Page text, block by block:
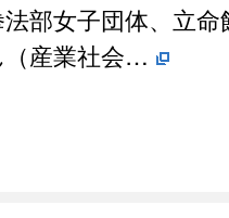
法部女子団体、立
産業社会…